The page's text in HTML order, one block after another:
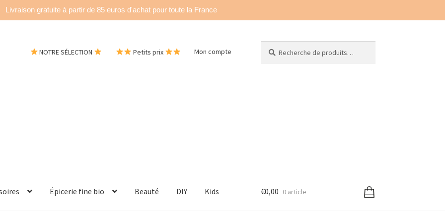
Livraison gratuite à partir de 85 euros d'achat pour toute la France
NOTRE SÉLECTION Petits prix Mon compte
pour :
Épicerie fine bio Beauté DIY Kids €0,00 0 article